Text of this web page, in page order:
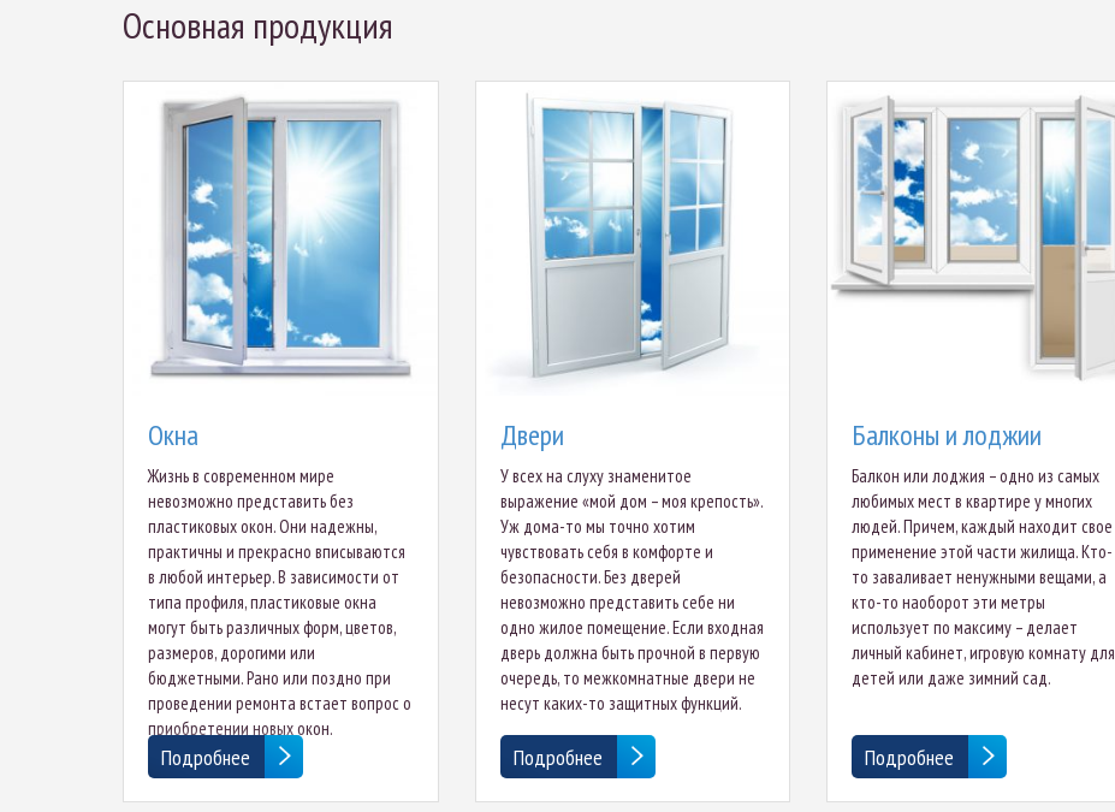
Основная продукция
Окна
Жизнь в современном мире
невозможно представить без
пластиковых окон. Они надежны,
практичны и прекрасно вписываются
в любой интерьер. В зависимости от
типа профиля, пластиковые окна
могут быть различных форм, цветов,
размеров, дорогими или
бюджетными. Рано или поздно при
проведении ремонта встает вопрос о
приобретении новых окон.
Подробнее
Двери
У всех на слуху знаменитое
выражение «мой дом – моя крепость».
Уж дома-то мы точно хотим
чувствовать себя в комфорте и
безопасности. Без дверей
невозможно представить себе ни
одно жилое помещение. Если входная
дверь должна быть прочной в первую
очередь, то межкомнатные двери не
несут каких-то защитных функций.
Подробнее
Балконы и лоджии
Балкон или лоджия – одно из самых
любимых мест в квартире у многих
людей. Причем, каждый находит свое
применение этой части жилища. Кто-
то заваливает ненужными вещами, а
кто-то наоборот эти метры
использует по максиму – делает
личный кабинет, игровую комнату для
детей или даже зимний сад.
Подробнее